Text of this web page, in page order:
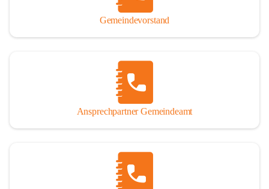
Gemeindevorstand
Ansprechpartner Gemeindeamt